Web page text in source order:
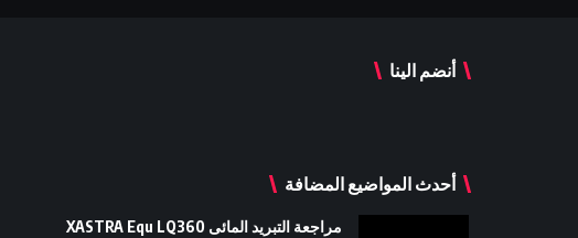
أنضم الينا
أحدث المواضيع المضافة
مراجعة التبريد المائى XASTRA Equ LQ360